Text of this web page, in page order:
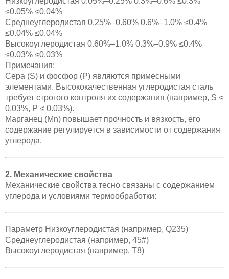
≤0.05% ≤0.04%
Среднеуглеродистая 0.25%–0.60% 0.6%–1.0% ≤0.4%
≤0.04% ≤0.04%
Высокоуглеродистая 0.60%–1.0% 0.3%–0.9% ≤0.4%
≤0.03% ≤0.03%
Примечания:
Сера (S) и фосфор (P) являются примесными
элементами. Высококачественная углеродистая сталь
требует строгого контроля их содержания (например, S ≤
0.03%, P ≤ 0.03%).
Марганец (Mn) повышает прочность и вязкость, его
содержание регулируется в зависимости от содержания
углерода.
2. Механические свойства
Механические свойства тесно связаны с содержанием
углерода и условиями термообработки:
Параметр Низкоуглеродистая (например, Q235)
Среднеуглеродистая (например, 45#)
Высокоуглеродистая (например, T8)